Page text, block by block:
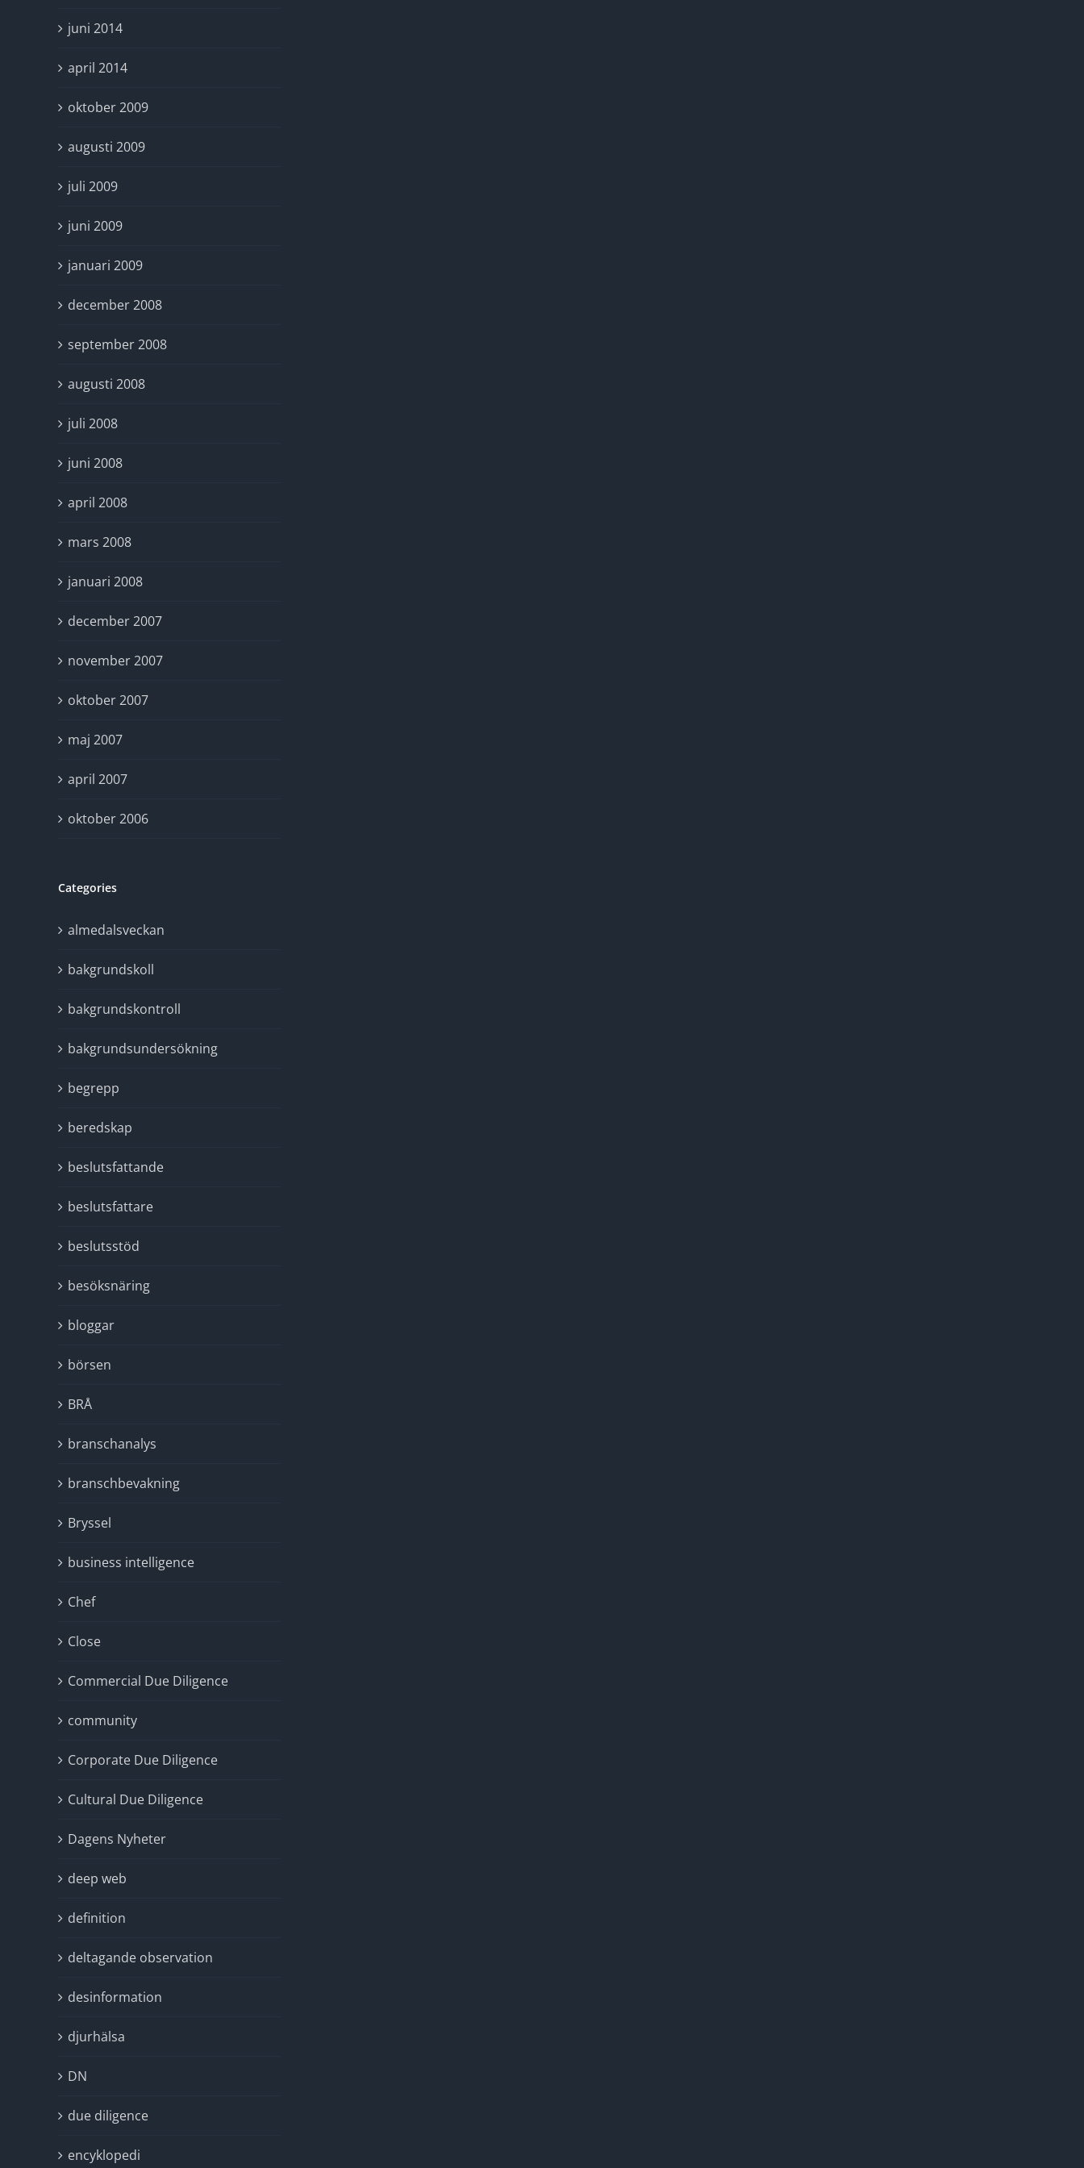
juni 2014
april 2014
oktober 2009
augusti 2009
juli 2009
juni 2009
januari 2009
december 2008
september 2008
augusti 2008
juli 2008
juni 2008
april 2008
mars 2008
januari 2008
december 2007
november 2007
oktober 2007
maj 2007
april 2007
oktober 2006
Categories
almedalsveckan
bakgrundskoll
bakgrundskontroll
bakgrundsundersökning
begrepp
beredskap
beslutsfattande
beslutsfattare
beslutsstöd
besöksnäring
bloggar
börsen
BRÅ
branschanalys
branschbevakning
Bryssel
business intelligence
Chef
Close
Commercial Due Diligence
community
Corporate Due Diligence
Cultural Due Diligence
Dagens Nyheter
deep web
definition
deltagande observation
desinformation
djurhälsa
DN
due diligence
encyklopedi